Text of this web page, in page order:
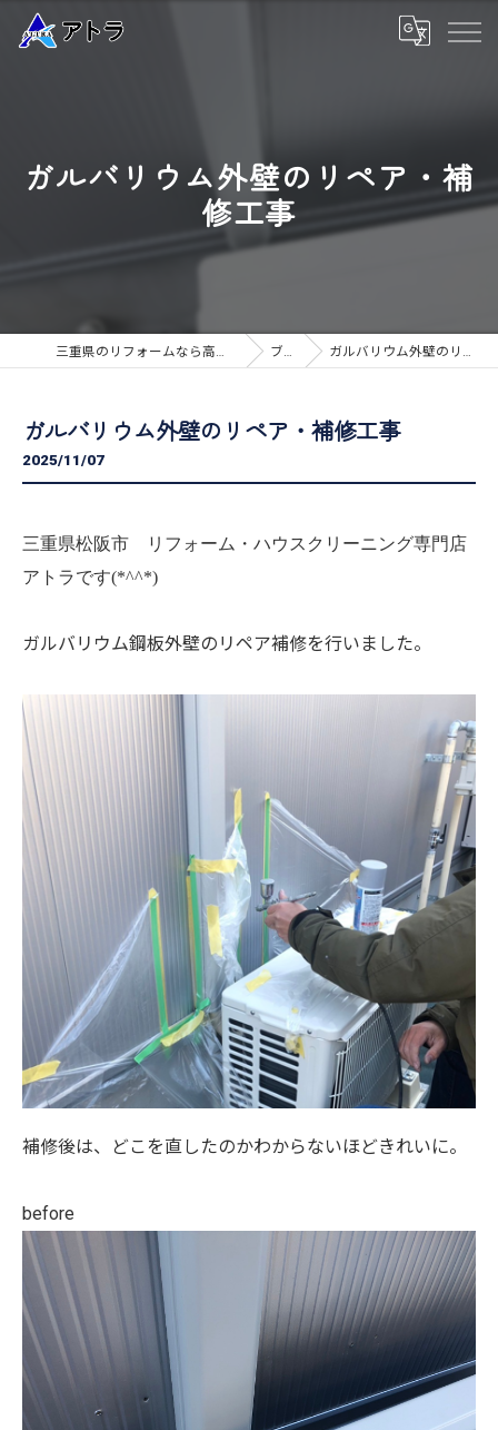
ガルバリウム外壁のリペア・補
修工事
三重県のリフォームなら高品質な工事のアトラ ブログ ガルバリウム外壁のリペア・補修工事
ガルバリウム外壁のリペア・補修工事
2025/11/07
三重県松阪市 リフォーム・ハウスクリーニング専門店
アトラです(*^^*)
ガルバリウム鋼板外壁のリペア補修を行いました。
補修後は、どこを直したのかわからないほどきれいに。
before